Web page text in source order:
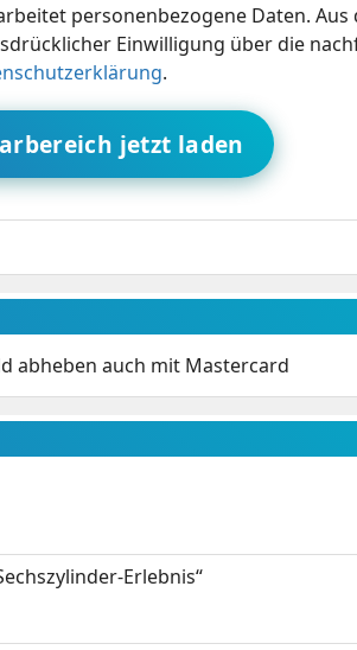
personenbezogene Daten. Aus
Einwilligung über die
.
jetzt laden
abheben auch mit Mastercard
Erlebnis“